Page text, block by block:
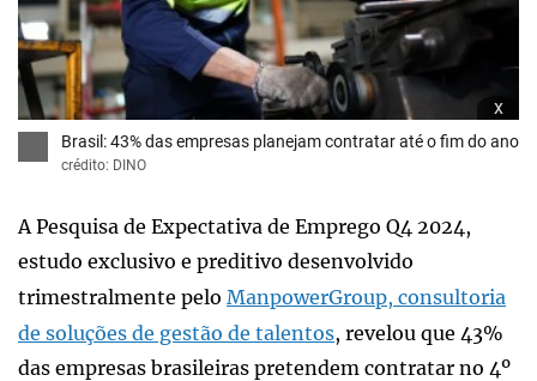
x
Brasil: 43% das empresas planejam contratar até o fim do ano
crédito: DINO
A Pesquisa de Expectativa de Emprego Q4 2024,
estudo exclusivo e preditivo desenvolvido
trimestralmente pelo ManpowerGroup, consultoria
de soluções de gestão de talentos, revelou que 43%
das empresas brasileiras pretendem contratar no 4º